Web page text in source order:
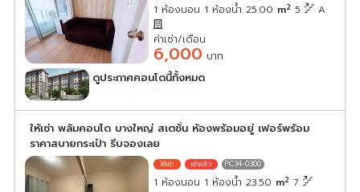
1 ห้องนอน 1 ห้องน้ำ 25.00 m2 5 A
ค่าเช่า/เดือน
6,000 บาท
ดูประกาศคอนโดนี้ทั้งหมด
เลือกดูประกาศคอนโดนี้
ให้เช่า พลัมคอนโด บางใหญ่ สเตชั่น ห้องพร้อมอยู่ เฟอร์พร้อม
ราคาสบายกระเป๋า รีบจองเลย
PC34-0300
1 ห้องนอน 1 ห้องน้ำ 23.50 m2 7